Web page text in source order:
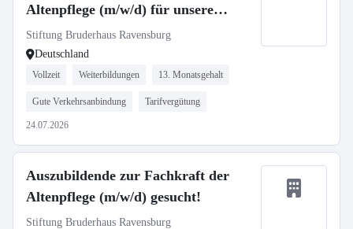
Altenpflege (m/w/d) für unsere
Häuser in Ravensburg und
Oberhofen gesucht!
Stiftung Bruderhaus Ravensburg
Deutschland
Vollzeit Weiterbildungen 13. Monatsgehalt
Gute Verkehrsanbindung Tarifvergütung
24.07.2026
Auszubildende zur Fachkraft der
Altenpflege (m/w/d) gesucht!
Stiftung Bruderhaus Ravensburg